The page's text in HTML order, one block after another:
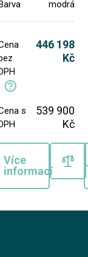
modrá
446 198
Kč
s
539 900
Kč
Více
informací